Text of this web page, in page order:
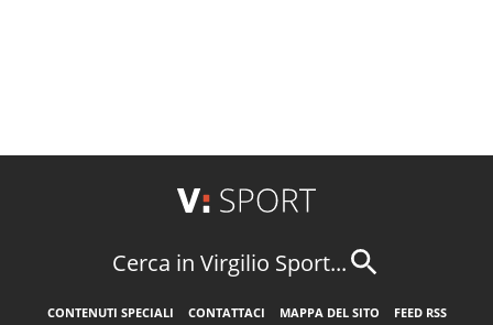
Cerca in Virgilio Sport...
CONTENUTI SPECIALI CONTATTACI MAPPA DEL SITO
FEED RSS